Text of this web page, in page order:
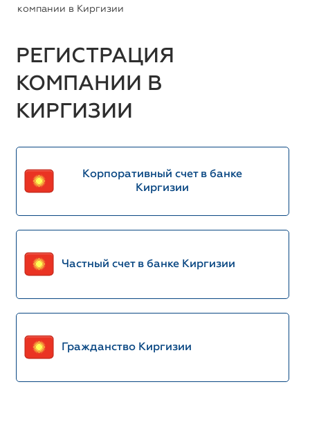
компании в Киргизии
РЕГИСТРАЦИЯ
КОМПАНИИ В
КИРГИЗИИ
Корпоративный счет в банке
Киргизии
Частный счет в банке Киргизии
Гражданство Киргизии